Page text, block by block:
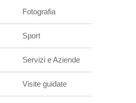
Fotografia
Sport
Servizi e Aziende
Visite guidate